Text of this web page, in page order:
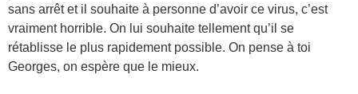
sans arrêt et il souhaite à personne d’avoir ce virus, c’est
vraiment horrible. On lui souhaite tellement qu’il se
rétablisse le plus rapidement possible. On pense à toi
Georges, on espère que le mieux.